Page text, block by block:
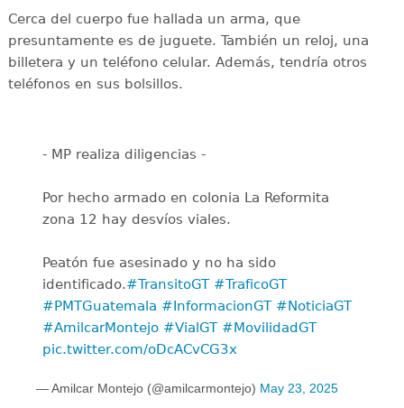
Cerca del cuerpo fue hallada un arma, que
presuntamente es de juguete. También un reloj, una
billetera y un teléfono celular. Además, tendría otros
teléfonos en sus bolsillos.
- MP realiza diligencias -
Por hecho armado en colonia La Reformita
zona 12 hay desvíos viales.
Peatón fue asesinado y no ha sido
identificado.#TransitoGT #TraficoGT
#PMTGuatemala #InformacionGT #NoticiaGT
#AmilcarMontejo #VialGT #MovilidadGT
pic.twitter.com/oDcACvCG3x
— Amilcar Montejo (@amilcarmontejo) May 23, 2025